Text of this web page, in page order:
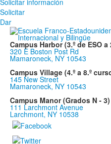
Solicitar información
Solicitar
Dar
Campus Harbor (3.º de ESO
320 E Boston Post Rd
Mamaroneck, NY 10543
Campus Village (4.º a 8.º
145 New Street
Mamaroneck, NY 10543
Campus Manor (Grados N - 3)
111 Larchmont Avenue
Larchmont, NY 10538